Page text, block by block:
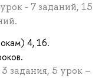
- 7 заданий, 15
4, 16.
задания, 5 урок –